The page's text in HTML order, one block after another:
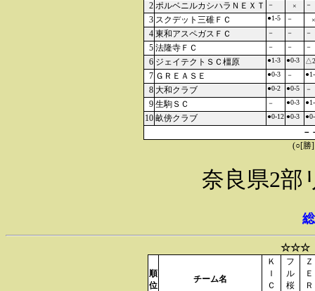
2 ポルベニルカシハラＮＥＸＴ － × －
3 スクデット三碓ＦＣ ●1-5 － ×
4 東和アスペガスＦＣ － － －
5 法隆寺ＦＣ － － －
6 ジェイテクトＳＣ橿原 ●1-3 ●0-3
7 ＧＲＥＡＳＥ ●0-3 －
8 大和クラブ ●0-2 ●0-5 －
9 生駒ＳＣ － ●0-3
10 畝傍クラブ ●0-12 ●0-3
－
(○[勝
奈良県2部
☆☆☆
順
位
チーム名
Ｋ
Ｉ
Ｃ
フ
ル
桜
Ｚ
Ｅ
Ｒ